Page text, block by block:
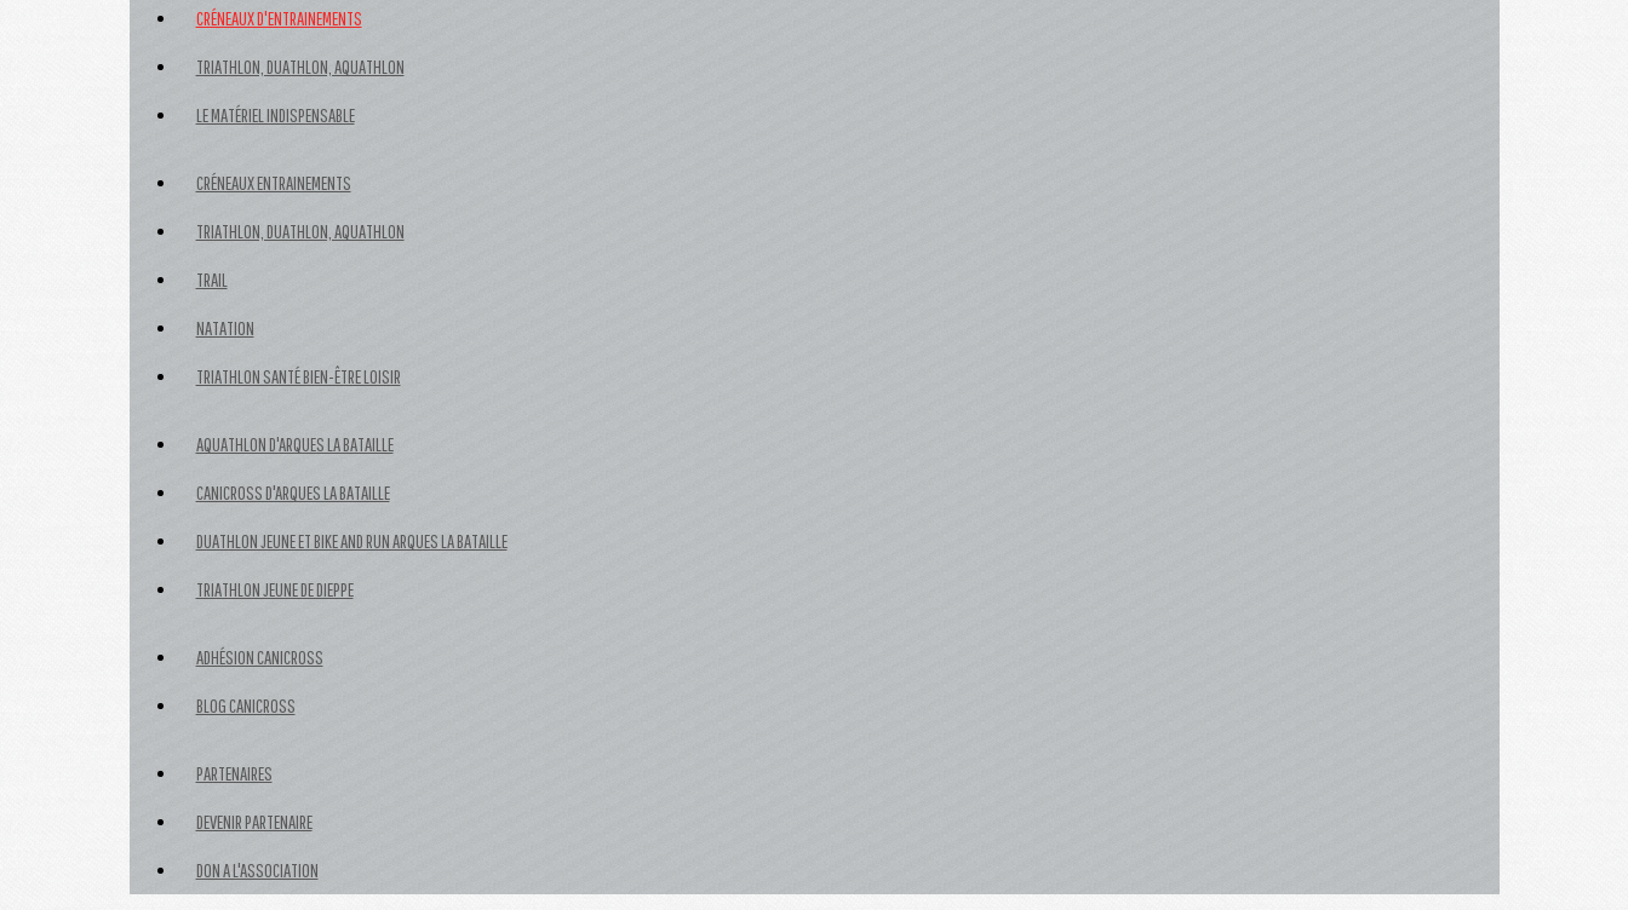
CRÉNEAUX D'ENTRAINEMENTS
TRIATHLON, DUATHLON, AQUATHLON
LE MATÉRIEL INDISPENSABLE
CRÉNEAUX ENTRAINEMENTS
TRIATHLON, DUATHLON, AQUATHLON
TRAIL
NATATION
TRIATHLON SANTÉ BIEN-ÊTRE LOISIR
AQUATHLON D'ARQUES LA BATAILLE
CANICROSS D'ARQUES LA BATAILLE
DUATHLON JEUNE ET BIKE AND RUN ARQUES LA BATAILLE
TRIATHLON JEUNE DE DIEPPE
ADHÉSION CANICROSS
BLOG CANICROSS
PARTENAIRES
DEVENIR PARTENAIRE
DON A L'ASSOCIATION